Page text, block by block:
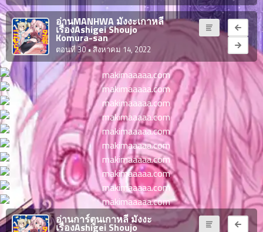
จบแล้ว
มังงะ NTR
บุ๊กมาร์ก
อ่านมังงะ
อ่านMANHWA มังงะเกาหลี
เรื่องAshigei Shoujo
Komura-san
ตอนที่ 30 • สิงหาคม 14, 2022
อ่านการ์ตูนเกาหลี มังงะ
เรื่องAshigei Shoujo
น
6
ตอน
ที่
น
7
ตอน
ที่
น
8
ตอน
ที่
น
9
ตอน
ที่
น
10